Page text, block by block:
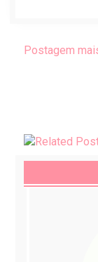
Postagem